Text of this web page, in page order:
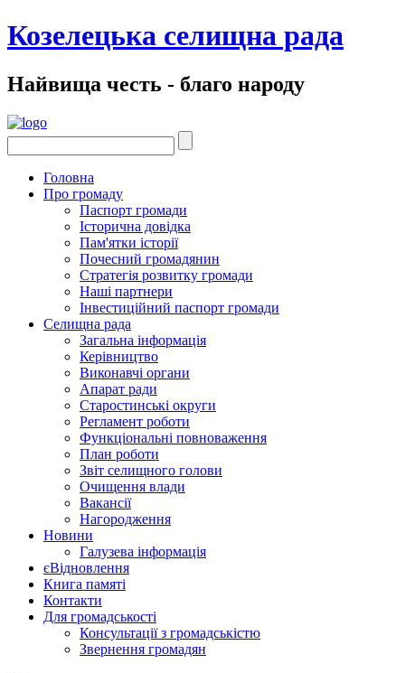
Козелецька селищна рада
Найвища честь - благо народу
Головна
Про громаду
Паспорт громади
Історична довідка
Пам'ятки історії
Почесний громадянин
Стратегія розвитку громади
Наші партнери
Інвестиційний паспорт громади
Селищна рада
Загальна інформація
Керівництво
Виконавчі органи
Апарат ради
Старостинські округи
Регламент роботи
Функціональні повноваження
План роботи
Звіт селищного голови
Очищення влади
Вакансії
Нагородження
Новини
Галузева інформація
єВідновлення
Книга памяті
Контакти
Для громадськості
Консультації з громадськістю
Звернення громадян